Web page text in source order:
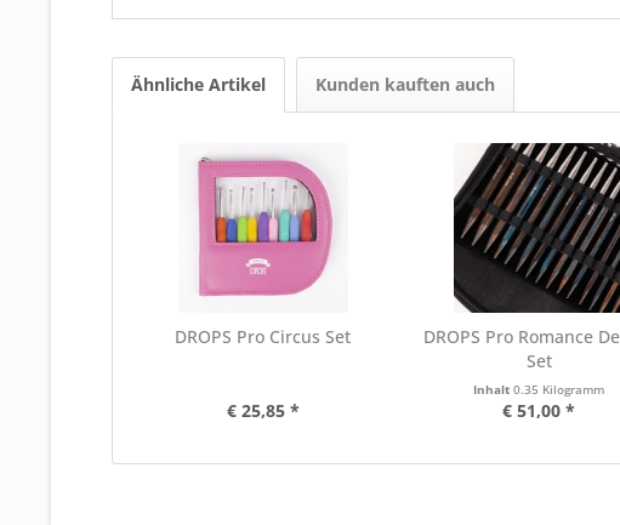
Ähnliche Artikel Kunden kauften auch
DROPS Pro Circus Set
€ 25,85 *
DROPS Pro Romance
Set
Inhalt0.35 Kilogramm
€ 51,00 *